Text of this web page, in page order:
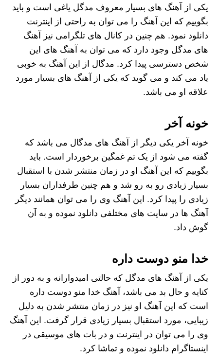
یکی از آهنگ های بسیار معروف مدگل یاغی است و باید
بگوییم که این آهنگ را می توان به راحتی از اینترنت
دانلود نمود. هم چنین در کانال های تلگرامی نیز آهنگ
های مدگل وجود دارد که می توان به آهنگ های این
شخص دسترسی پیدا کرد. مدگال از این آهنگ به خوبی
یاد می کند و می گوید که یکی از آهنگ های بسیار مورد
علاقه او می باشد.
خونه آخر
خونه آخر یکی دیگر از آهنگ های مدگال می باشد که
گفته می شود از یک تم غمگین برخوردار است. باید
بگوییم که این آهنگ او در زمان منتشر شدن با استقبال
بسیار زیادی رو به رو شد و هم چنین طرفداران بسیار
زیادی را پیدا کرد. این آهنگ وی را می توان همانند دیگر
آهنگ ها در سایت های مختلفی دانلود نموده و به آن
گوش داد.
خدا منو دوست داره
یکی از آهنگ های مدگل که حالتی امیدوارانه و به دور از
کنایه و حال بد می باشد، آهنگ خدا منو دوست داره
است که این آهنگ او نیز در زمان منتشر شدن به دلیل
زیبایی، مورد استقبال بسیار زیادی قرار گرفت. این آهنگ
وی را می توان در اینترنت و در بات های موسیقی در
اینستاگرام دانلود نموده و تماشا کرد.